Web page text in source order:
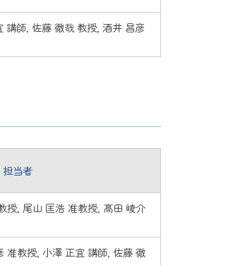
講師, 佐藤 徹哉 教授, 酒井 昌彦
担当者
授, 尾山 匡浩 准教授, 髙田 崚介
准教授, 小澤 正宜 講師, 佐藤 徹